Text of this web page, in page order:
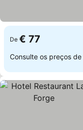
De € 77
Consulte os preços de